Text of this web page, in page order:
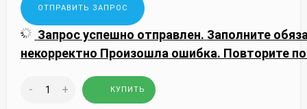
Запрос успешно отправлен. Заполните
некорректно Произошла ошибка. Повторите
- + КУПИТЬ